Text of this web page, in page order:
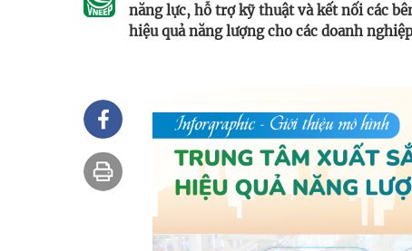
năng lực, hỗ trợ kỹ thuật và kết nối các
hiệu quả năng lượng cho các doanh